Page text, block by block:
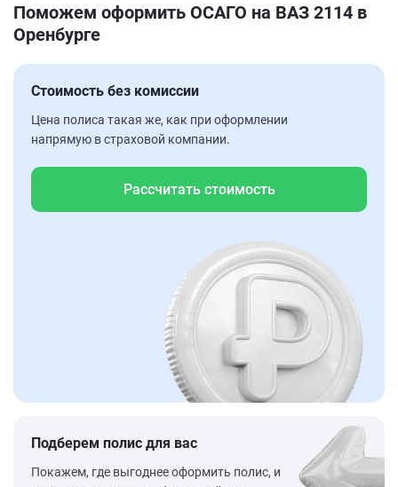
Поможем оформить ОСАГО на ВАЗ 2114 в
Оренбурге
Стоимость без комиссии
Цена полиса такая же, как при оформлении
напрямую в страховой компании.
Рассчитать стоимость
Подберем полис для вас
Покажем, где выгоднее оформить полис, и